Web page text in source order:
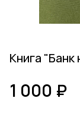
Книга "Банк
1 000 ₽